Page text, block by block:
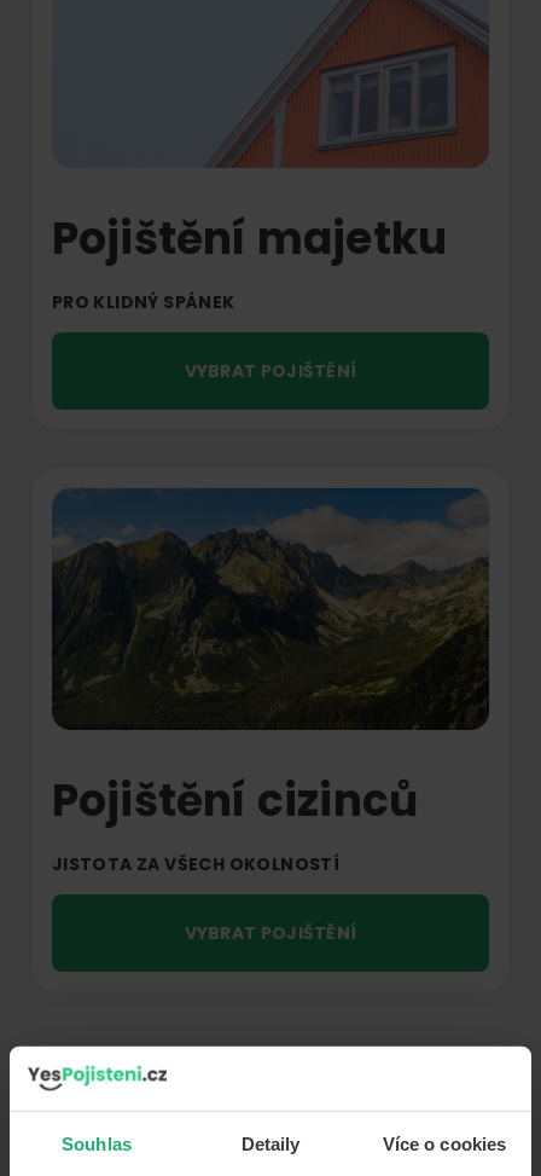
Souhlas Detaily Více o cookies
Pojištění majetku
PRO KLIDNÝ SPÁNEK
VYBRAT POJIŠTĚNÍ
Pojištění cizinců
JISTOTA ZA VŠECH OKOLNOSTÍ
VYBRAT POJIŠTĚNÍ
SOUSTŘEDIT SE NA TO,